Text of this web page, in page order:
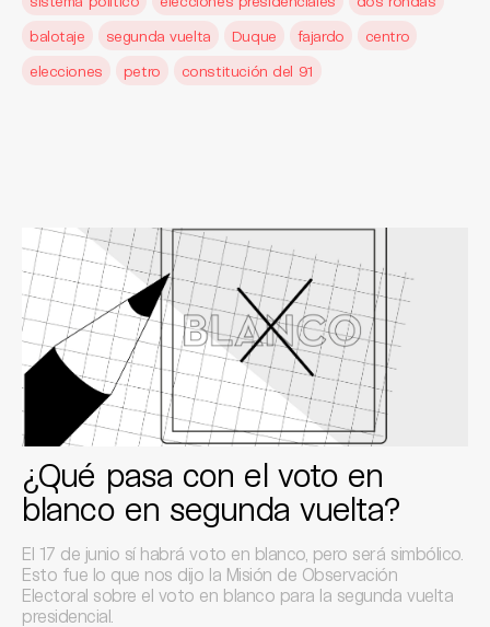
balotaje
segunda vuelta Duque fajardo
centro
elecciones
petro constitución del 91
¿Qué pasa con el voto en
blanco en segunda vuelta?
El 17 de junio sí habrá voto en blanco, pero será simbólico.
Esto fue lo que nos dijo la Misión de Observación
Electoral sobre el voto en blanco para la segunda vuelta
presidencial.